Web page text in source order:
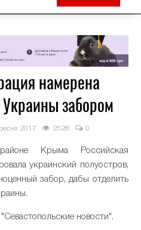
намерена
забором
2017 2528 0
Крыма Российская
украинский полуостров,
забор, дабы отделить
новости".